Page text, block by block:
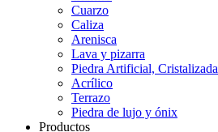
Cuarzo
Caliza
Arenisca
Lava y pizarra
Piedra Artificial, Cristalizada
Acrílico
Terrazo
Piedra de lujo y ónix
Productos